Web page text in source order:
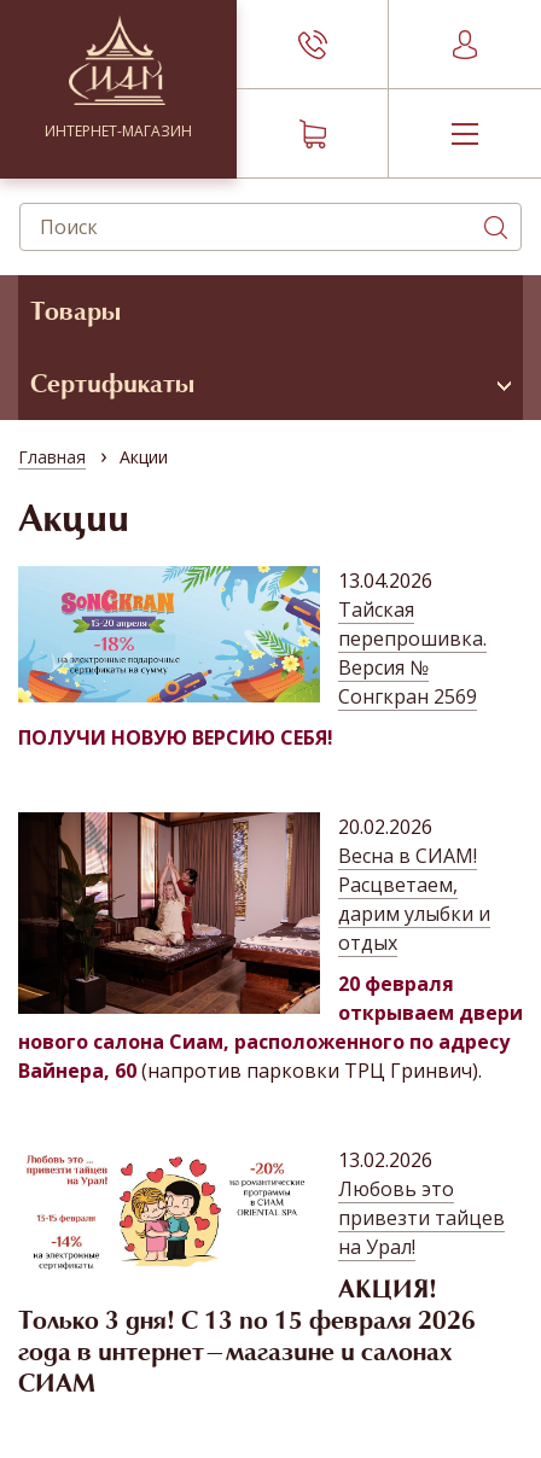
ИНТЕРНЕТ-МАГАЗИН
Товары
Сертификаты
Главная › Акции
Акции
13.04.2026
Тайская
перепрошивка.
Версия №
Сонгкран 2569
ПОЛУЧИ НОВУЮ ВЕРСИЮ СЕБЯ!
20.02.2026
Весна в СИАМ!
Расцветаем,
дарим улыбки и
отдых
20 февраля
открываем двери
нового салона Сиам, расположенного по адресу
Вайнера, 60(напротив парковки ТРЦ Гринвич).
13.02.2026
Любовь это
привезти тайцев
на Урал!
АКЦИЯ!
Только 3 дня! С 13 по 15 февраля 2026
года в интернет-магазине и салонах
СИАМ